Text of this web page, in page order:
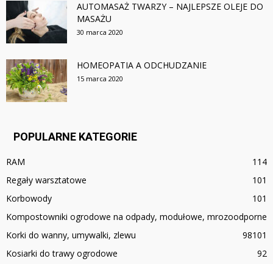
AUTOMASAŻ TWARZY – NAJLEPSZE OLEJE DO
MASAŻU
30 marca 2020
HOMEOPATIA A ODCHUDZANIE
15 marca 2020
POPULARNE KATEGORIE
RAM
114
Regały warsztatowe
101
Korbowody
101
Kompostowniki ogrodowe na odpady, modułowe, mrozoodporne
101
Korki do wanny, umywalki, zlewu
98
Kosiarki do trawy ogrodowe
92